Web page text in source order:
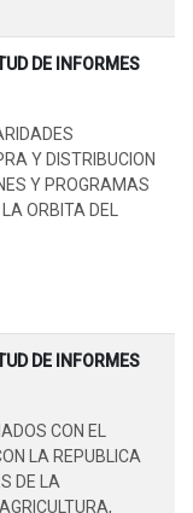
DE INFORMES
Y DISTRIBUCION
Y PROGRAMAS
ORBITA DEL
DE INFORMES
CON EL
LA REPUBLICA
DE LA